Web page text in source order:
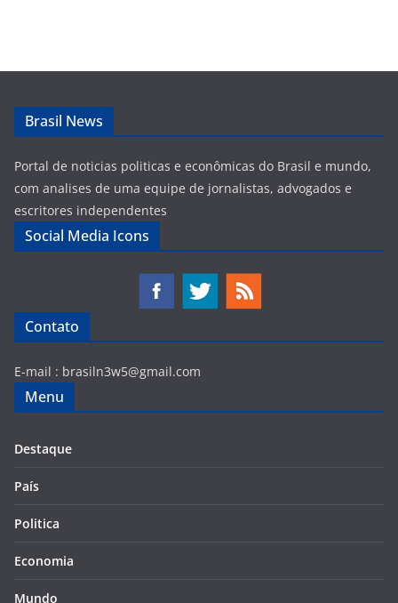
Brasil News
Portal de noticias politicas e econômicas do Brasil e mundo,
com analises de uma equipe de jornalistas, advogados e
escritores independentes
Social Media Icons
Contato
E-mail : brasiln3w5@gmail.com
Menu
Destaque
País
Politica
Economia
Mundo